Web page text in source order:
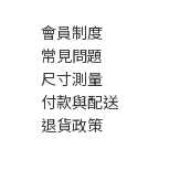
會員制度
常見問題
尺寸測量
付款與配送
退貨政策